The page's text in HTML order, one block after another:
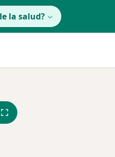
la salud?